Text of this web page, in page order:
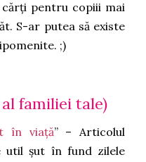
pentru copiii mai
S-ar putea să existe
;)
familiei tale)
în viață” – Articolul
util șut în fund zilele